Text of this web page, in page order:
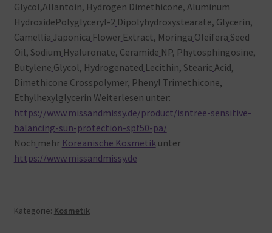
Glycol,Allantoin, Hydrogen Dimethicone, Aluminum
HydroxidePolyglyceryl-2 Dipolyhydroxystearate, Glycerin,
Camellia Japonica Flower Extract, Moringa Oleifera Seed
Oil, Sodium Hyaluronate, Ceramide NP, Phytosphingosine,
Butylene Glycol, Hydrogenated Lecithin, Stearic Acid,
Dimethicone Crosspolymer, Phenyl Trimethicone,
Ethylhexylglycerin Weiterlesen unter:
https://www.missandmissy.de/product/isntree-sensitive-
balancing-sun-protection-spf50-pa/
Noch mehr Koreanische Kosmetikunter
https://www.missandmissy.de
Kategorie: Kosmetik